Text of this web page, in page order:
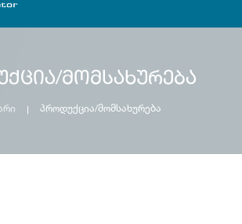
მომსახურება
პროდუქცია/მომსახურება